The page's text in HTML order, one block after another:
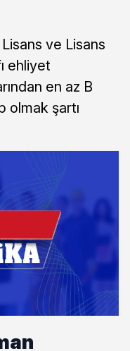
ve Lisans
ehliyet
en az B
olmak şartı